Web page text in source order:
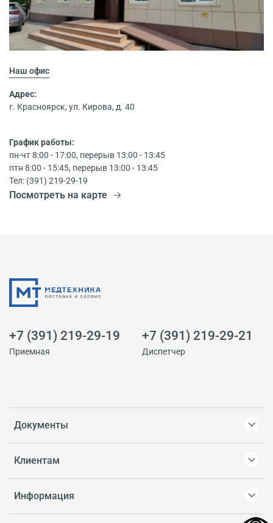
Наш офис
Адрес:
г. Красноярск, ул. Кирова, д. 40
График работы:
пн-чт 8:00 - 17:00, перерыв 13:00 - 13:45
птн 8:00 - 15:45, перерыв 13:00 - 13:45
Тел: (391) 219-29-19
Посмотреть на карте
Документы
Клиентам
Информация
+7 (391) 219-29-19
Приемная
+7 (391) 219-29-21
Диспетчер